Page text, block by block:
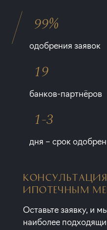
99%
одобрения заявок
19
банков-партнёров
1-3
дня – срок
ИПОТЕЧНЫМ
Оставьте заявку, и
наиболее